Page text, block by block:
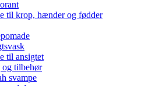
til krop, hænder og fødder
til ansigtet
og tilbehør
svampe